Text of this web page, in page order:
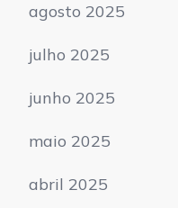
agosto 2025
julho 2025
junho 2025
maio 2025
abril 2025